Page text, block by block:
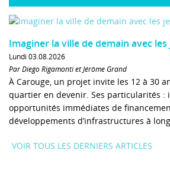
Imaginer la ville de demain avec les
Lundi 03.08.2026
Par Diego Rigamonti et Jérôme Grand
À Carouge, un projet invite les 12 à 30
quartier en devenir. Ses particularités :
opportunités immédiates de
développements d’infrastructures à
VOIR TOUS LES DERNIERS ARTICLES